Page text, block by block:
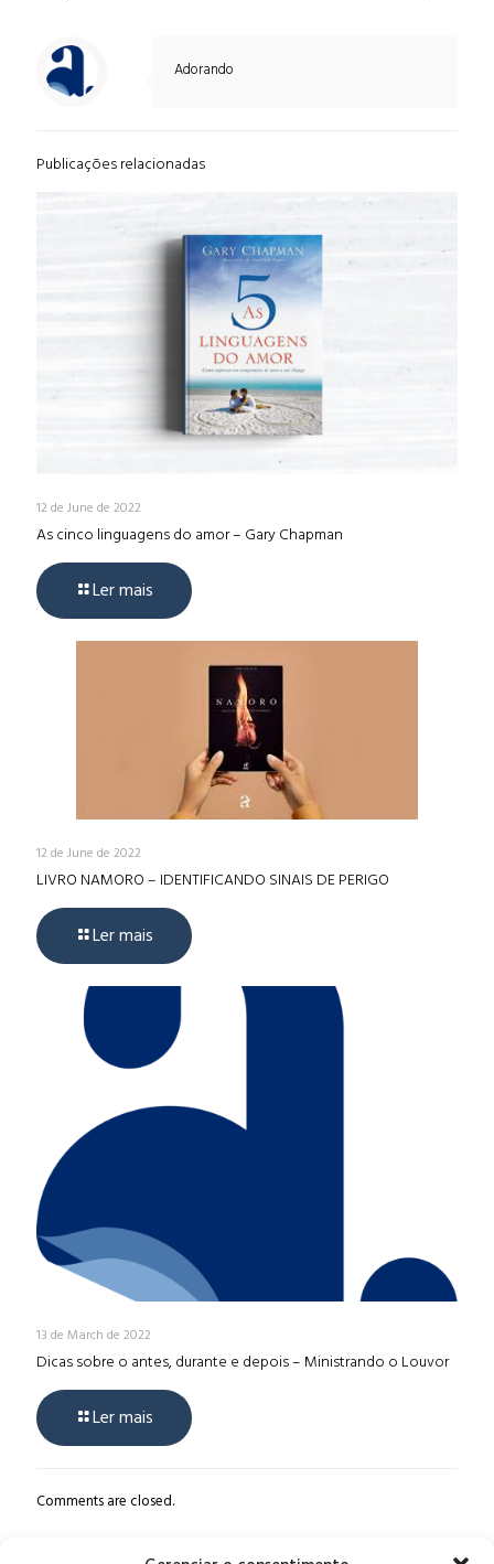
Adorando
Publicações relacionadas
12 de June de 2022
As cinco linguagens do amor – Gary Chapman
Ler mais
12 de June de 2022
LIVRO NAMORO – IDENTIFICANDO SINAIS DE PERIGO
Ler mais
13 de March de 2022
Dicas sobre o antes, durante e depois – Ministrando o Louvor
Ler mais
Comments are closed.